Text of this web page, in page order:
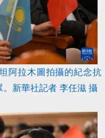
阿拉木圖拍攝的紀念抗
新華社記者 李任滋 攝